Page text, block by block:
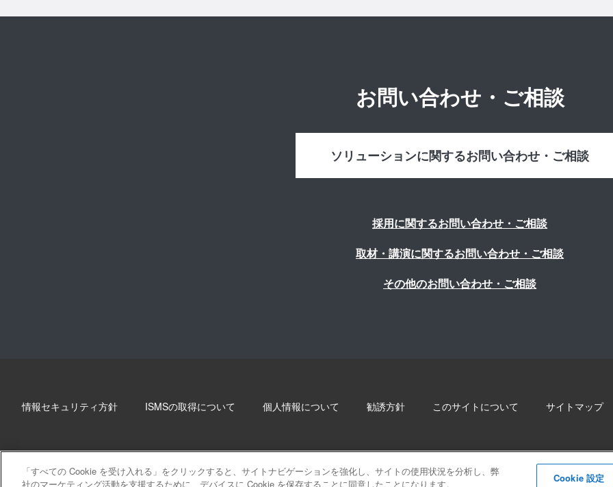
お問い合わせ・ご相談
ソリューションに関するお問い合わせ・ご相談
採用に関するお問い合わせ・ご相談
取材・講演に関するお問い合わせ・ご相談
その他のお問い合わせ・ご相談
情報セキュリティ方針 ISMSの取得について 個人情報について 勧誘方針 このサイトについて サイトマップ
「すべての Cookie を受け入れる」をクリックすると、サイトナビゲーションを強化し、サイトの使用状況を分析し、弊
社のマーケティング活動を支援するために、デバイスに Cookie を保存することに同意したことになります。
Cookie 設定